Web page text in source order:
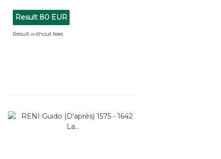
Result 80 EUR
Result without fees